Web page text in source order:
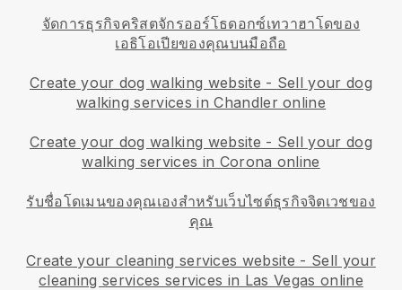
จัดการธุรกิจคริสตจักรออร์โธดอกซ์เทวาฮาโดของ
เอธิโอเปียของคุณบนมือถือ
Create your dog walking website - Sell your dog
walking services in Chandler online
Create your dog walking website - Sell your dog
walking services in Corona online
รับชื่อโดเมนของคุณเองสำหรับเว็บไซต์ธุรกิจจิตเวชของ
คุณ
Create your cleaning services website - Sell your
cleaning services services in Las Vegas online